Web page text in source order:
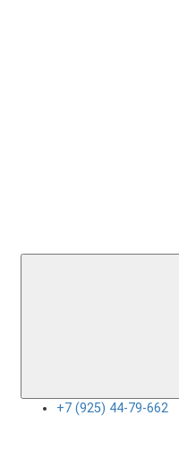
+7 (925) 44-79-662